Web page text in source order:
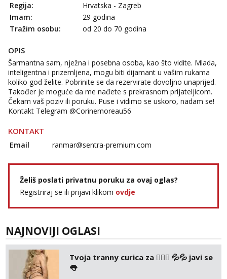
Regija:
Hrvatska - Zagreb
Imam:
29 godina
Tražim osobu:
od 20 do 70 godina
OPIS
Šarmantna sam, nježna i posebna osoba, kao što vidite. Mlada,
inteligentna i prizemljena, mogu biti dijamant u vašim rukama
koliko god želite. Pobrinite se da rezervirate dovoljno unaprijed.
Također je moguće da me nađete s prekrasnom prijateljicom.
Čekam vaš poziv ili poruku. Puse i vidimo se uskoro, nadam se!
Kontakt Telegram @Corinemoreau56
KONTAKT
Email ranmar@sentra-premium.com
Želiš poslati privatnu poruku za ovaj oglas?
Registriraj se ili prijavi klikom ovdje
NAJNOVIJI OGLASI
Tvoja tranny curica za 👉🏻🍑 💦💦 javi se
👅